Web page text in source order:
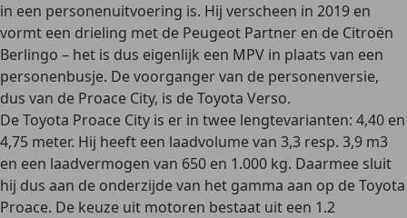
in een personenuitvoering is. Hij verscheen in 2019 en
vormt een drieling met de Peugeot Partner en de Citroën
Berlingo – het is dus eigenlijk een MPV in plaats van een
personenbusje. De voorganger van de personenversie,
dus van de Proace City, is de Toyota Verso.
De Toyota Proace City is er in twee lengtevarianten: 4,40 en
4,75 meter. Hij heeft een laadvolume van 3,3 resp. 3,9 m3
en een laadvermogen van 650 en 1.000 kg. Daarmee sluit
hij dus aan de onderzijde van het gamma aan op de Toyota
Proace. De keuze uit motoren bestaat uit een 1.2